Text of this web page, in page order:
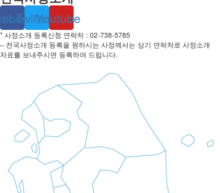
TwitterYoutube
* 사정소개 등록신청 연락처 : 02-738-5785
– 전국사정소개 등록을 원하시는 사정께서는 상기 연락처로 사정소개
자료를 보내주시면 등록하여 드립니다.